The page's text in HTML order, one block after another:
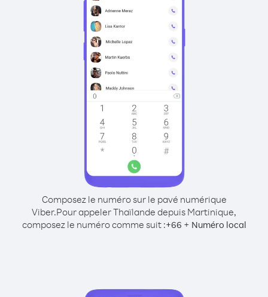
Composez le numéro sur le pavé numérique
Viber.Pour appeler Thaïlande depuis Martinique,
composez le numéro comme suit :+66 + Numéro local